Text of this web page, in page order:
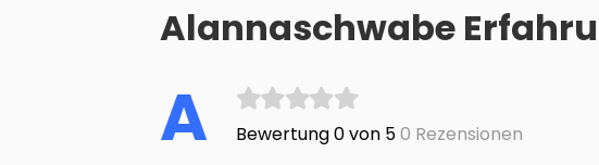
Alannaschwabe
A Bewertung 0 von 50 Rezensionen